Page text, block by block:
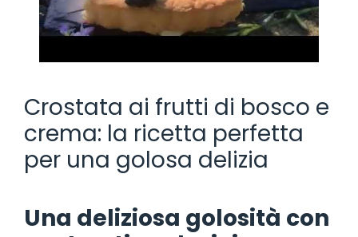
Crostata ai frutti di bosco e
crema: la ricetta perfetta
per una golosa delizia
Una deliziosa golosità con